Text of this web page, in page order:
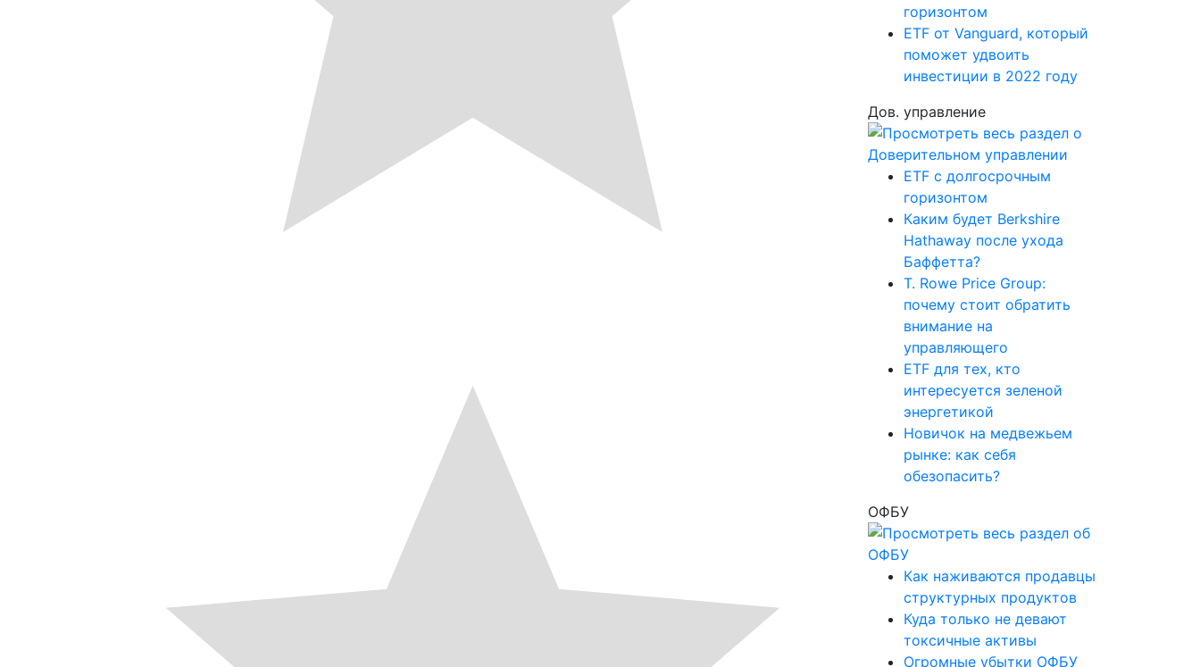
горизонтом
ETF от Vanguard, который
поможет удвоить
инвестиции в 2022 году
Дов. управление
ETF с долгосрочным
горизонтом
Каким будет Berkshire
Hathaway после ухода
Баффетта?
T. Rowe Price Group:
почему стоит обратить
внимание на
управляющего
ETF для тех, кто
интересуется зеленой
энергетикой
Новичок на медвежьем
рынке: как себя
обезопасить?
ОФБУ
Как наживаются продавцы
структурных продуктов
Куда только не девают
токсичные активы
Огромные убытки ОФБУ